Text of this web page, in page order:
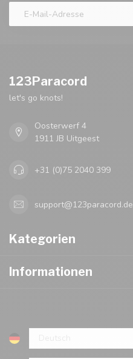
123Paracord
let's go knots!
Oosterwerf 4
1911 JB Uitgeest
+31 (0)75 2040 399
support@123paracord.de
Kategorien
Informationen